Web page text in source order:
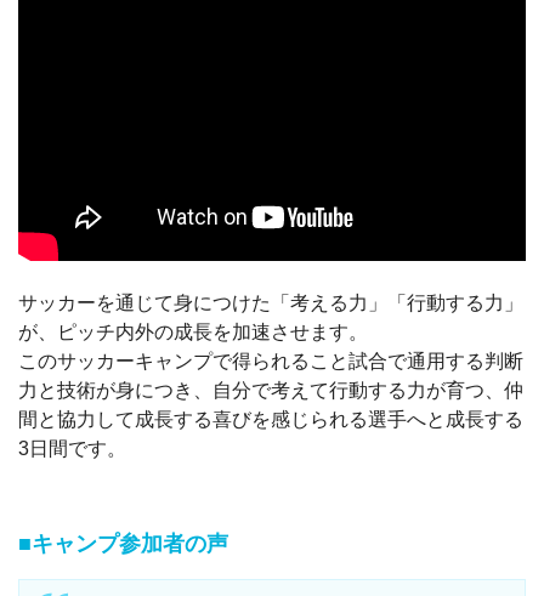
サッカーを通じて身につけた「考える力」「行動する力」
が、ピッチ内外の成長を加速させます。
このサッカーキャンプで得られること試合で通用する判断
力と技術が身につき、自分で考えて行動する力が育つ、仲
間と協力して成長する喜びを感じられる選手へと成長する
3日間です。
■キャンプ参加者の声